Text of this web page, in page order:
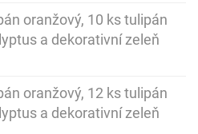
oranžový, 10 ks tulipán
a dekorativní zeleň
oranžový, 12 ks tulipán
a dekorativní zeleň